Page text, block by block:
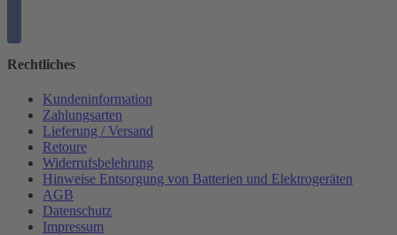
Rechtliches
Kundeninformation
Zahlungsarten
Lieferung / Versand
Retoure
Widerrufsbelehrung
Hinweise Entsorgung von Batterien und Elektrogeräten
AGB
Datenschutz
Impressum